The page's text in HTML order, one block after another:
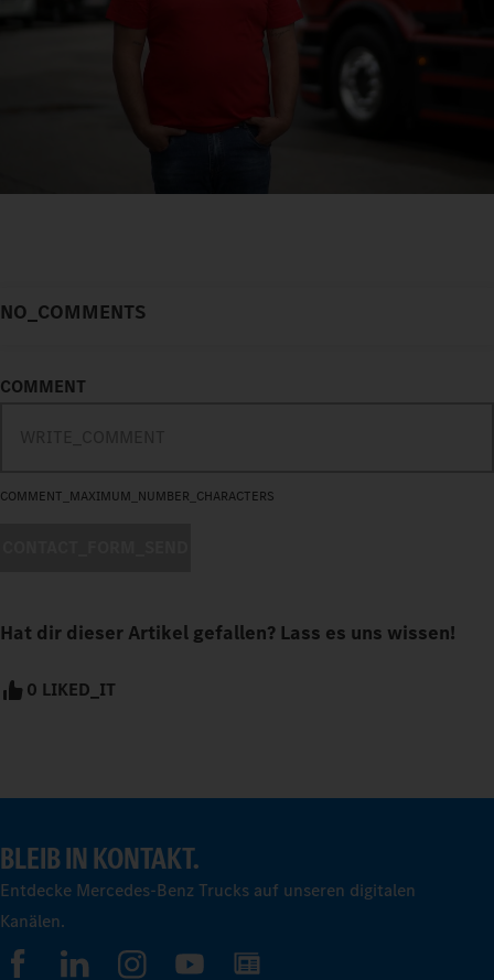
NO_COMMENTS
COMMENT
COMMENT_MAXIMUM_NUMBER_CHARACTERS
Hat dir dieser Artikel gefallen? Lass es uns wissen!
0 LIKED_IT
BLEIB IN KONTAKT.
Entdecke Mercedes-Benz Trucks auf unseren digitalen
Kanälen.